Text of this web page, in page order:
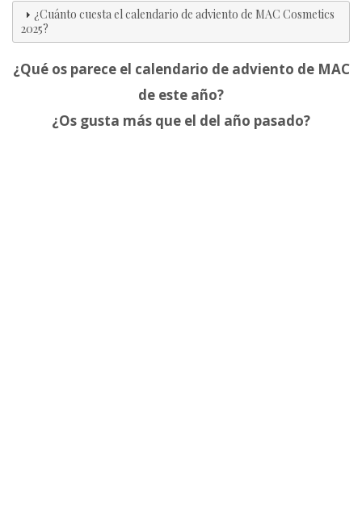
¿Cuánto cuesta el calendario de adviento de MAC Cosmetics
2025?
¿Qué os parece el calendario de adviento de MAC
de este año?
¿Os gusta más que el del año pasado?